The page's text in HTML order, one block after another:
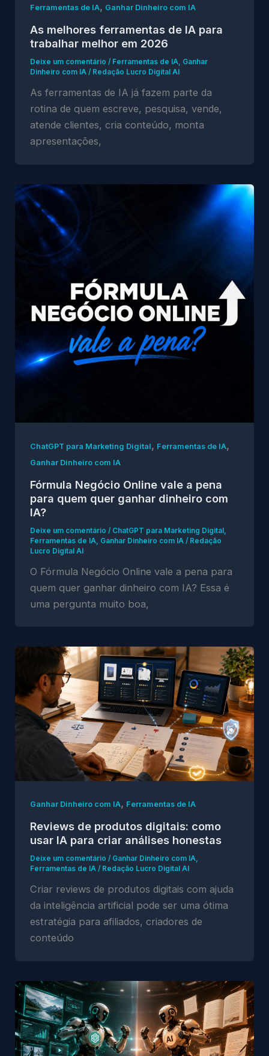
Ferramentas de IA, Ganhar Dinheiro com IA
As melhores ferramentas de IA para
trabalhar melhor em 2026
Deixe um comentário / Ferramentas de IA, Ganhar
Dinheiro com IA/ Redação Lucro Digital AI
As ferramentas de IA já fazem parte da
rotina de quem escreve, pesquisa, vende,
atende clientes, cria conteúdo, monta
apresentações,
ChatGPT para Marketing Digital, Ferramentas de IA,
Ganhar Dinheiro com IA
Fórmula Negócio Online vale a pena
para quem quer ganhar dinheiro com
IA?
Deixe um comentário / ChatGPT para Marketing Digital,
Ferramentas de IA, Ganhar Dinheiro com IA/ Redação
Lucro Digital AI
O Fórmula Negócio Online vale a pena para
quem quer ganhar dinheiro com IA? Essa é
uma pergunta muito boa,
Ganhar Dinheiro com IA, Ferramentas de IA
Reviews de produtos digitais: como
usar IA para criar análises honestas
Deixe um comentário / Ganhar Dinheiro com IA,
Ferramentas de IA/ Redação Lucro Digital AI
Criar reviews de produtos digitais com ajuda
da inteligência artificial pode ser uma ótima
estratégia para afiliados, criadores de
conteúdo